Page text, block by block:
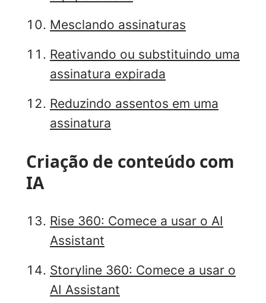
Mesclando assinaturas
Reativando ou substituindo uma
assinatura expirada
Reduzindo assentos em uma
assinatura
Criação de conteúdo com
IA
Rise 360: Comece a usar o AI
Assistant
Storyline 360: Comece a usar o
AI Assistant